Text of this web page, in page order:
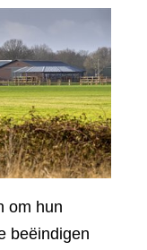
om hun
beëindigen